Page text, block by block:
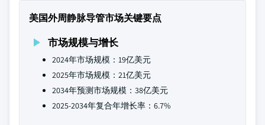
美国外周静脉导管市场关键要点
市场规模与增长
2024年市场规模：19亿美元
2025年市场规模：21亿美元
2034年预测市场规模：38亿美元
2025-2034年复合年增长率：6.7%